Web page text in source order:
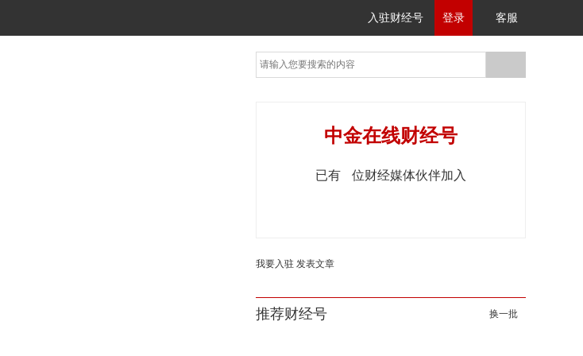
入驻财经号 登录 客服
中金在线财经号
已有 位财经媒体伙伴加入
我要入驻 发表文章
推荐财经号 换一批